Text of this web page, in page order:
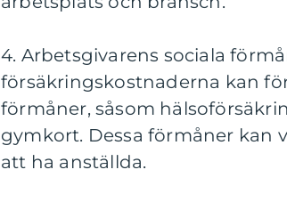
4. Arbetsgivarens sociala
försäkringskostnaderna kan
förmåner, såsom
gymkort. Dessa förmåner kan
att ha anställda.